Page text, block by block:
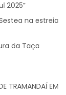
2025”
na estreia
da Taça
TRAMANDAÍ EM